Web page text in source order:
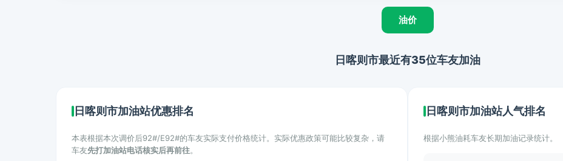
油价
日喀则市最近有35位车友加油
日喀则市加油站优惠排名
本表根据本次调价后92#/E92#的车友实际支付价格统计。实际优惠政策可能比较复杂，请
车友先打加油站电话核实后再前往。
日喀则市加油站人气排名
根据小熊油耗车友长期加油记录统计。